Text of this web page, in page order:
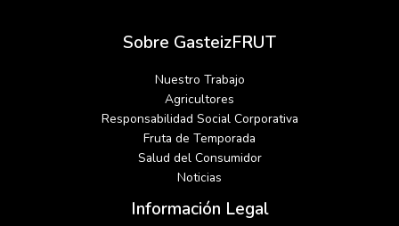
Sobre GasteizFRUT
Nuestro Trabajo
Agricultores
Responsabilidad Social Corporativa
Fruta de Temporada
Salud del Consumidor
Noticias
Información Legal